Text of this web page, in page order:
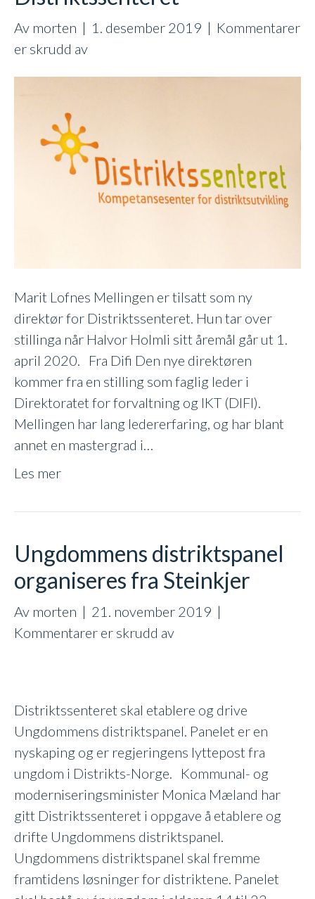
Av morten | 1. desember 2019 | Kommentarer
er skrudd avfor
Distriktssenteret
Marit Lofnes Mellingen er tilsatt som ny
direktør for Distriktssenteret. Hun tar over
stillinga når Halvor Holmli sitt åremål går ut 1.
april 2020. Fra Difi Den nye direktøren
kommer fra en stilling som faglig leder i
Direktoratet for forvaltning og IKT (DIFI).
Mellingen har lang ledererfaring, og har blant
annet en mastergrad i…
Les mer
Ungdommens distriktspanel
organiseres fra Steinkjer
Av morten | 21. november 2019 |
Kommentarer er skrudd avfor
fra
Steinkjer
Distriktssenteret skal etablere og drive
Ungdommens distriktspanel. Panelet er en
nyskaping og er regjeringens lyttepost fra
ungdom i Distrikts-Norge. Kommunal- og
moderniseringsminister Monica Mæland har
gitt Distriktssenteret i oppgave å etablere og
drifte Ungdommens distriktspanel.
Ungdommens distriktspanel skal fremme
framtidens løsninger for distriktene. Panelet